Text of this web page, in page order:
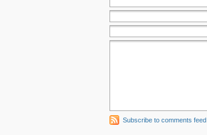
Subscribe to comments feed